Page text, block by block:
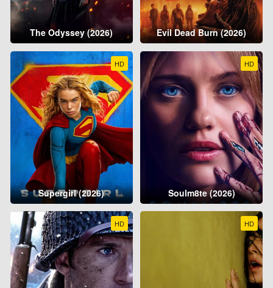
The Odyssey (2026) Evil Dead Burn (2026)
HD
Supergirl (2026)
HD
Soulm8te (2026)
HD HD